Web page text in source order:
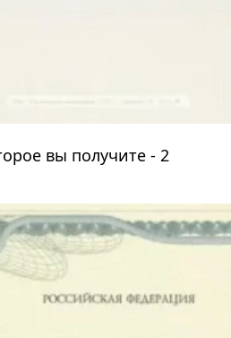
вы получите - 2